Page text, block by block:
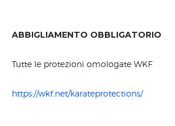
ABBIGLIAMENTO OBBLIGATORIO
Tutte le protezioni omologate WKF
https://wkf.net/karateprotections/